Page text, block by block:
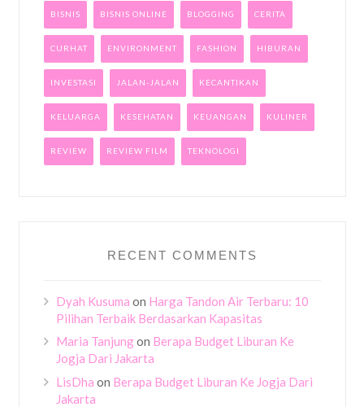
BISNIS BISNIS ONLINE BLOGGING CERITA
CURHAT ENVIRONMENT FASHION HIBURAN
INVESTASI JALAN-JALAN KECANTIKAN
KELUARGA KESEHATAN KEUANGAN KULINER
REVIEW REVIEW FILM TEKNOLOGI
RECENT COMMENTS
Dyah Kusuma on Harga Tandon Air Terbaru: 10
Pilihan Terbaik Berdasarkan Kapasitas
Maria Tanjungon Berapa Budget Liburan Ke
Jogja Dari Jakarta
LisDha on Berapa Budget Liburan Ke Jogja Dari
Jakarta